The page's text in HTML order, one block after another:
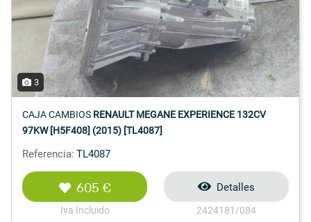
3
CAJA CAMBIOS RENAULT MEGANE EXPERIENCE 132CV
97KW [H5F408] (2015) [TL4087]
Referencia: TL4087
605 €
Iva Incluido
Detalles
2424181/084